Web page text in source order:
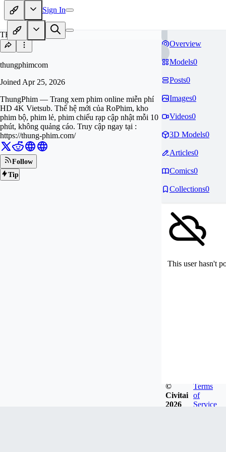
Sign In
TH
thungphimcom
Joined Apr 25, 2026
ThungPhim — Trang xem phim online miễn phí
HD 4K Vietsub. Thế hệ mới của RoPhim, kho
phim bộ, phim lẻ, phim chiếu rạp cập nhật mỗi 10
phút, không quảng cáo. Truy cập ngay tại :
https://thung-phim.com/
Follow
Tip
Overview
Models0
Posts0
Images0
Videos0
3D Models0
Articles0
Comics0
Collections0
This user hasn't
©
Civitai
2026
Terms
of
Service